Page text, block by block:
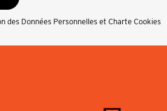
des Données Personnelles et Charte Cookies